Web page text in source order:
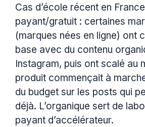
Cas d’école récent en
payant/gratuit : certaines
(marques nées en ligne) ont
base avec du contenu
Instagram, puis ont scalé au
produit commençait à
du budget sur les posts qui
déjà. L’organique sert de
payant d’accélérateur.